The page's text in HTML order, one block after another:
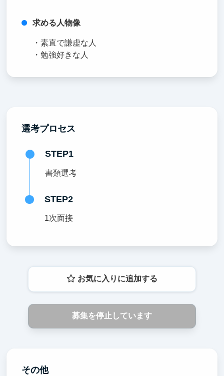
求める人物像
・素直で謙虚な人
・勉強好きな人
選考プロセス
STEP1
書類選考
STEP2
1次面接
お気に入りに追加する
募集を停止しています
その他